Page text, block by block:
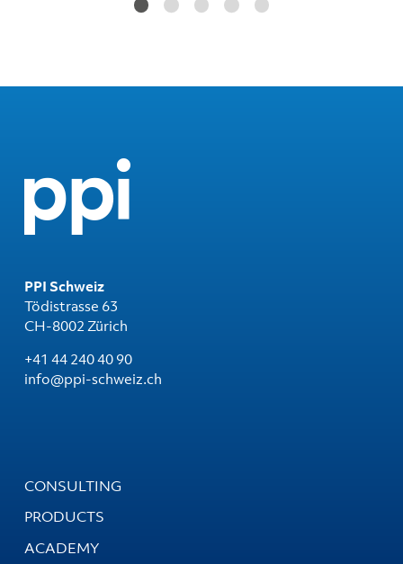
PPI Schweiz
Tödistrasse 63
CH-8002 Zürich
+41 44 240 40 90
info@ppi-schweiz.ch
CONSULTING
PRODUCTS
ACADEMY